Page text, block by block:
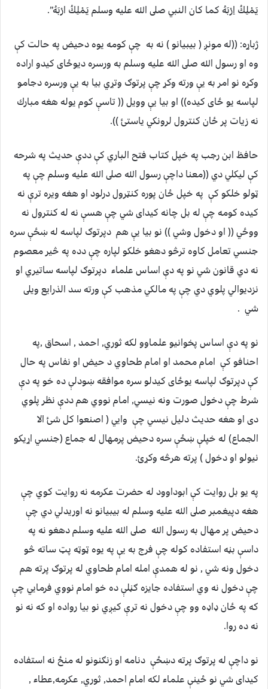
يَمْلِكُ اِرْبَهُ كما كان النبي صلى الله عليه وسلم يَمْلِكُ ارْبَهُ”.
ژباړه: ((له مونږ ( بيبيانو ) نه به چې كومه يوه دحيض په حالت كې
وه او رسول الله صلى الله عليه وسلم به ورسره ديوځاى كيدو اراده
وكړه نو امر به يې ورته وكړ چې پرتوګ وتړي بيا به يې ورسره دجامو
لپاسه يو ځاى كيده)) او بيا يې وويل (( تاسې كوم يوله هغه مبارك
نه زيات پر ځان كنترول لرونكي ياستئ )).
حافظ ابن رجب په خپل كتاب فتح الباري كې ددې حديث په شرحه
كې ليكلي دي ((معنا داچې رسول الله صلى الله عليه وسلم چې په
ټولو خلكو كې په خپل ځان پوره كنټرول درلود او هغه ويره ترې نه
كيده كومه چې له بل چانه كيداى شي چې هسې نه له كنترول نه
ووځي (( او دخول وشي )) نو بيا يې هم دپرتوګ لپاسه له ښځې سره
جنسي تعامل كاوه ترڅو دهغو خلكو لپاره چې دده په څير معصوم
نه دي قانون شي نو په دې اساس علماء دپرتوګ لپاسه ساتيري او
نزديوالي پلوي دي چې په مالكي مذهب كې ورته سد الذرايع ويلى
شي .
نو په دې اساس پخوانيو علماوو لكه ثوري, احمد , اسحاق ,په
احنافو كې امام محمد او امام طحاوي د حيض او نفاس په حال
کې دپرتوګ لپاسه يوځاى كيدلو سره موافقه ښودلې ده خو په دې
شرط چې دخول صورت ونه نيسي, امام نووي هم ددې نظر پلوي
دى او هغه حديث دليل نيسي چې وايي ( اصنعوا كل شئ الا
الجماع) له خپلې ښځې سره دحيض پرمهال له جماع (جنسي اړيكو
نيولو او دخول ) پرته هرڅه وكړئ.
په يو بل روايت كې ابوداوود له حضرت عكرمه نه روايت كوي چې
هغه دپيغمبر صلى الله عليه وسلم له بيبيانو نه اوريدلي دي چې
دحيض پر مهال به رسول الله صلى الله عليه وسلم دهغو نه په
داسې بڼه استفاده كوله چې فرج به يې په يوه ټوټه پټ ساته څو
دخول ونه شي , نو له همدې امله امام طحاوي له پرتوګ پرته هم
چې دخول نه وي استفاده جايزه ګڼلې ده خو امام نووي فرمايي چې
كه په ځان ډاډه وو چې دخول نه ترې كيږي نو بيا رواده او كه نه نو
نه ده روا.
نو داچې له پرتوګ پرته دښځې دنامه او زنګنونو له منځ نه استفاده
كيداى شي نو ځينې علماء لكه امام احمد, ثوري, عكرمه,عطاء ,